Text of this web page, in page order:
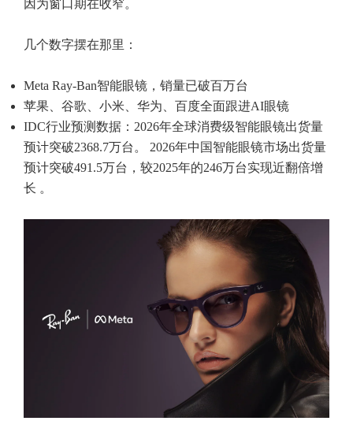
因为窗口期在收窄。
几个数字摆在那里：
Meta Ray-Ban智能眼镜，销量已破百万台
苹果、谷歌、小米、华为、百度全面跟进AI眼镜
IDC行业预测数据：2026年全球消费级智能眼镜出货量
预计突破2368.7万台。 2026年中国智能眼镜市场出货量
预计突破491.5万台，较2025年的246万台实现近翻倍增
长 。